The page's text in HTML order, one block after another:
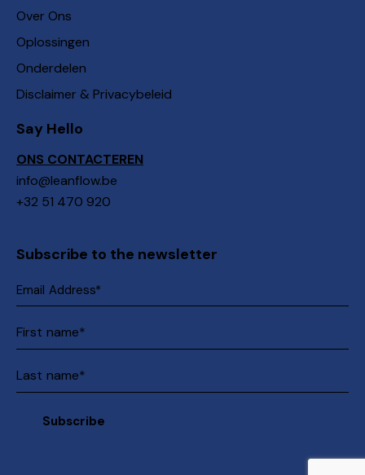
Over Ons
Oplossingen
Onderdelen
Disclaimer & Privacybeleid
Say Hello
ONS CONTACTEREN
info@leanflow.be
+32 51 470 920
Subscribe to the newsletter